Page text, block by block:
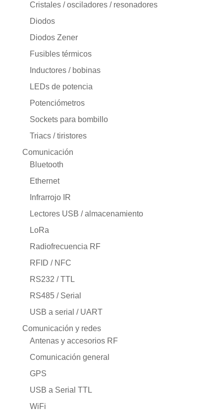
Cristales / osciladores / resonadores
Diodos
Diodos Zener
Fusibles térmicos
Inductores / bobinas
LEDs de potencia
Potenciómetros
Sockets para bombillo
Triacs / tiristores
Comunicación
Bluetooth
Ethernet
Infrarrojo IR
Lectores USB / almacenamiento
LoRa
Radiofrecuencia RF
RFID / NFC
RS232 / TTL
RS485 / Serial
USB a serial / UART
Comunicación y redes
Antenas y accesorios RF
Comunicación general
GPS
USB a Serial TTL
WiFi